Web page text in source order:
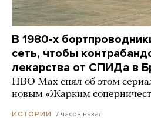
В 1980-х
сеть, чтобы
лекарства от СПИДа в
HBO Max снял об этом
новым «Жарким
ИСТОРИИ 7 часов назад